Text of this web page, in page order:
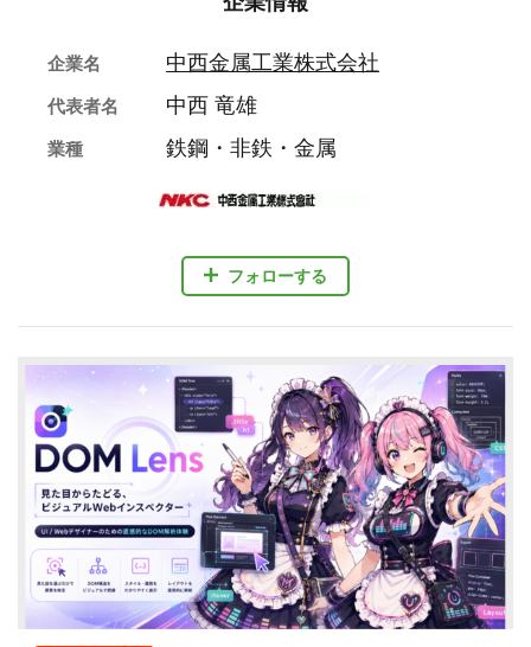
フォローする
企業名 中西金属工業株式会社
代表者名 中西 竜雄
業種 鉄鋼・非鉄・金属